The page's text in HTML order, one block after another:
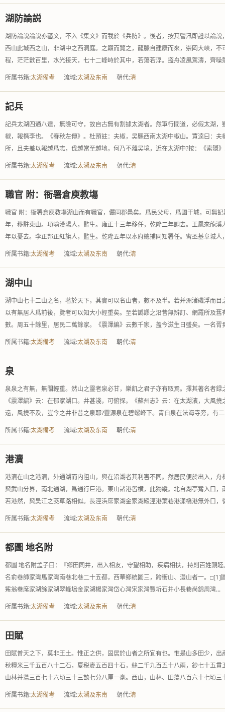
湖防論説
湖防論説論説亦藝文，不入《集文》而載於《兵防》。後者，按其營汛即證以論
西山此城西之山，非湖中之西洞庭。之巔而覽之，龍脈自建康而來，崇岡大峽，
程，茫茫數百里，水光接天，七十二峰峙於其中，若蕩若浮。盜舟凌風駕濤，齊噪
所属书籍:太湖備考 流域:太湖及东南 朝代:清
記兵
記兵太湖四通八達，無險可守，故自古無有割據太湖者。然軍行間道，必假太湖
椒，報檇李也。《春秋左傳》。杜預註：夫椒，吴縣西南太湖中椒山。賈逵曰：
所，且夫差以報越爲志，伐越當至越地，何乃不離吴境，近在太湖中?按：《索隱
所属书籍:太湖備考 流域:太湖及东南 朝代:清
職官 附：衙署倉庾教塲
職官 附：衙署倉庾教塲湖山而有職官，儼同郡邑矣。爲民父母，爲國干城，可無
年，移駐東山。項喻漢陽人，監生。雍正十三年移任，乾隆二年調去。王鳳來龍
年以憂去。李正邦正紅旗人，監生。乾隆五年以本府總捕同知署任。寗丕基阜城人
所属书籍:太湖備考 流域:太湖及东南 朝代:清
湖中山
湖中山七十二山之名，著於天下，其實可以名山者，數不及半。若并洲渚磯浮而
以有無居人爲前後，覽者可以知大小輕重矣。至若譌謬之沿昔無辨訂、網羅所及
數。周五十餘里，居民二萬餘家。《震澤編》云數千家，盖今滋生日盛矣。一名胥
所属书籍:太湖備考 流域:太湖及东南 朝代:清
泉
泉泉之有無，無關輕重。然山之靈者泉必甘，樂飢之君子亦有取焉。擇其著名者
《震澤編》云：在郁家湖口。井甚淺，可俯探。《蘇州志》云：在太湖濱，大風
遠，風撓不及，豈今之井非昔之泉耶?靈源泉在碧螺峰下。青白泉在法海寺旁，有
所属书籍:太湖備考 流域:太湖及东南 朝代:清
港瀆
港瀆在山之港瀆，外通湖而内阻山，與在沿湖者其利害不同。然居民便於出入，
與武山分界，南北通湖，爲通行巨港。東山諸港皆横，此獨縱。北自湖亭觜入口
若港然，與吴江之茭草路相似。長涇浜席家湖金家湖殿涇港葉巷港漾橋港無外口，
所属书籍:太湖備考 流域:太湖及东南 朝代:清
都圖 地名附
都圖 地名附孟子曰：『鄉田同井，出入相友，守望相助，疾病相扶，持則百姓親
名俞巷師家灣馬家灣南巷北巷二十五都，西華鄉統圖三，跨衝山、漫山者一。
觜翁巷席家湖餘家湖翠峰塢金家湖楊家灣岱心灣宋家灣豐圻石井小長巷尚錦周灣...
所属书籍:太湖備考 流域:太湖及东南 朝代:清
田賦
田賦普天之下，莫非王土。惟正之供，固居於山者之所宜有也。惟是山多田少，
秋糧米三千五百八十二石，夏税麥五百四十石，絲二千九百五十八兩，鈔七十五
山林并蕩三百七十六頃三十三畝七分八厘一毫。西山，山林、田蕩八百六十七頃三
所属书籍:太湖備考 流域:太湖及东南 朝代:清